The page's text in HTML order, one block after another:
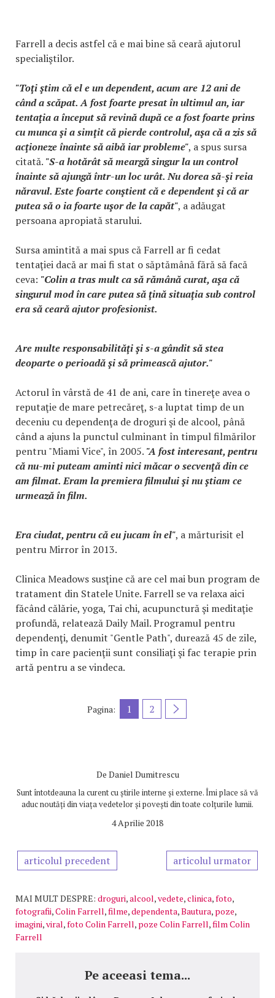
Farrell a decis astfel că e mai bine să ceară ajutorul
specialiştilor.
"Toţi ştim că el e un dependent, acum are 12 ani de
când a scăpat. A fost foarte presat în ultimul an, iar
tentaţia a început să revină după ce a fost foarte prins
cu munca şi a simţit că pierde controlul, aşa că a zis să
acţioneze înainte să aibă iar probleme", a spus sursa
citată. "S-a hotărât să meargă singur la un control
înainte să ajungă într-un loc urât. Nu dorea să-şi reia
năravul. Este foarte conştient că e dependent şi că ar
putea să o ia foarte uşor de la capăt", a adăugat
persoana apropiată starului.
Sursa amintită a mai spus că Farrell ar fi cedat
tentaţiei dacă ar mai fi stat o săptămână fără să facă
ceva: "Colin a tras mult ca să rămână curat, aşa că
singurul mod în care putea să ţină situaţia sub control
era să ceară ajutor profesionist.
Are multe responsabilităţi şi s-a gândit să stea
deoparte o perioadă şi să primească ajutor."
Actorul în vârstă de 41 de ani, care în tinereţe avea o
reputaţie de mare petrecăreţ, s-a luptat timp de un
deceniu cu dependenţa de droguri şi de alcool, până
când a ajuns la punctul culminant în timpul filmărilor
pentru "Miami Vice", în 2005. "A fost interesant, pentru
că nu-mi puteam aminti nici măcar o secvenţă din ce
am filmat. Eram la premiera filmului şi nu ştiam ce
urmează în film.
Era ciudat, pentru că eu jucam în el", a mărturisit el
pentru Mirror în 2013.
Clinica Meadows susţine că are cel mai bun program de
tratament din Statele Unite. Farrell se va relaxa aici
făcând călărie, yoga, Tai chi, acupunctură şi meditaţie
profundă, relatează Daily Mail. Programul pentru
dependenţi, denumit "Gentle Path", durează 45 de zile,
timp în care pacienţii sunt consiliaţi şi fac terapie prin
artă pentru a se vindeca.
Pagina: 1 2
De Daniel Dumitrescu
Sunt întotdeauna la curent cu știrile interne și externe. Îmi place să vă
aduc noutăți din viața vedetelor și povești din toate colțurile lumii.
4 Aprilie 2018
articolul precedent articolul urmator
MAI MULT DESPRE: droguri,alcool,vedete,clinica,foto,
fotografii,Colin Farrell,filme,dependenta,Bautura, poze,
imagini,viral,foto Colin Farrell, poze Colin Farrell,film Colin
Farrell
Pe aceeasi tema...